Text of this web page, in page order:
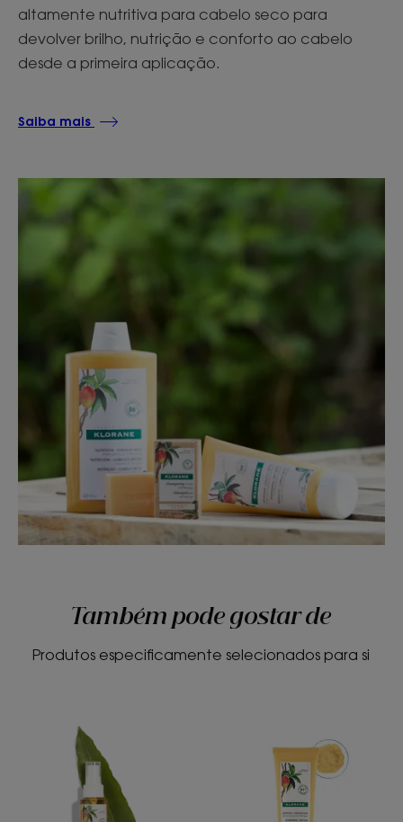
altamente nutritiva para cabelo seco para
devolver brilho, nutrição e conforto ao cabelo
desde a primeira aplicação.
Saiba mais
Também pode gostar de
Produtos especificamente selecionados para si
Manga
–
dia
com